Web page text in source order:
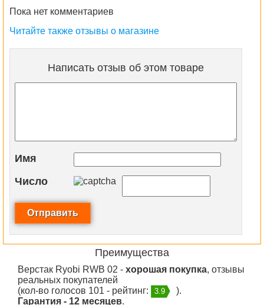
Пока нет комментариев
Читайте также отзывы о магазине
Написать отзыв об этом товаре
Имя
Число
Преимущества
Верстак Ryobi RWB 02 - хорошая покупка, отзывы
реальных покупателей
(кол-во голосов 101 - рейтинг:
3.9
).
Гарантия - 12 месяцев.